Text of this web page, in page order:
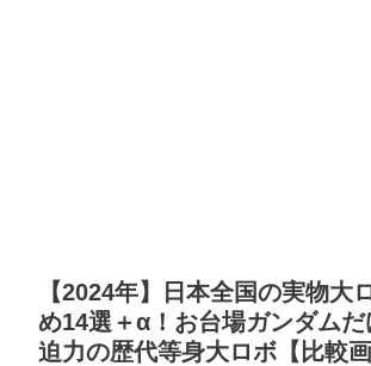
【2024年】日本全国の実物大
め14選＋α！お台場ガンダム
迫力の歴代等身大ロボ【比較画